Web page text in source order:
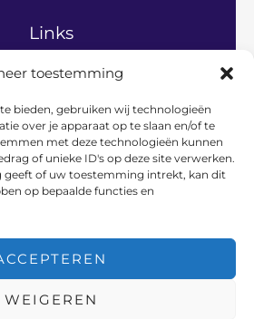
toestemming
bieden, gebruiken wij technologieën
over je apparaat op te slaan en/of te
met deze technologieën kunnen
of unieke ID's op deze site verwerken.
geeft of uw toestemming intrekt, kan dit
op bepaalde functies en
WEIGEREN
Links
Home
Gezinsleven
en vrije tijd
ontwikkeling
en communicatie
Vader en werk